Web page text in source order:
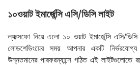
১০ওয়াট ইমার্জেন্সি এসি/ডিসি লাইট
ল্যাক্সফো নিয়ে এলো ১০ ওয়াট ইমার্জেন্সি এসি/
লোডশেডিংয়ের সময় আপনার একটি
উন্নতমানের পারফরম্যান্সে গঠিত এই লাইটগুলোতে